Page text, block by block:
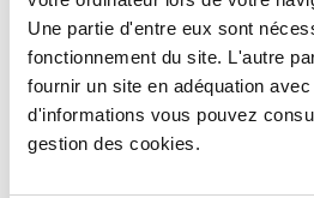
Une partie d'entre eux sont
fonctionnement du site. L'autre
fournir un site en adéquation
d'informations vous pouvez
gestion des cookies.
Usage
Marque